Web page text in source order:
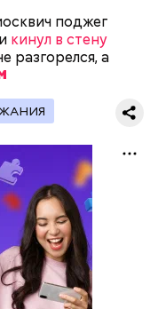
поджег
кинул в стену
разгорелся, а
первом же
отравить
посчитали, что
родителей,
бы сыну. Но
что ранее
на Мутаева
в
а боец